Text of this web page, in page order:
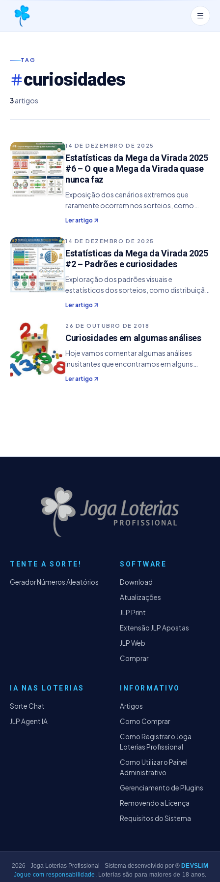
TAG
curiosidades
3artigos
14 DE DEZEMBRO DE 2025
Estatísticas da Mega da Virada 2025
#6 – O que a Mega da Virada quase
nunca faz
Exposição dos cenários extremos que
raramente ocorrem nos sorteios, como
sequências longas, jogos totalmente pares
ou ímpares e somas extremas.
Ler artigo
14 DE DEZEMBRO DE 2025
Estatísticas da Mega da Virada 2025
#2 – Padrões e curiosidades
Exploração dos padrões visuais e
estatísticos dos sorteios, como distribuição
das dezenas, equilíbrio entre pares e ímpares
e faixas do volante.
Ler artigo
26 DE OUTUBRO DE 2018
Curiosidades em algumas análises
Hoje vamos comentar algumas análises
inusitantes que encontramos em alguns
resultados das loterias, utilizando nossas
opções de estatísticas. Essa análise vai ter
Ler artigo
TENTE A SORTE!
Gerador Números Aleatórios
SOFTWARE
Download
Atualizações
JLP Print
Extensão JLP Apostas
JLP Web
Comprar
IA NAS LOTERIAS
Sorte Chat
JLP Agent IA
INFORMATIVO
Artigos
Como Comprar
Como Registrar o Joga
Loterias Profissional
Como Utilizar o Painel
Administrativo
Gerenciamento de Plugins
Removendo a Licença
Requisitos do Sistema
2026 - Joga Loterias Profissional - Sistema desenvolvido por ® DEVSLIM
Jogue com responsabilidade. Loterias são para maiores de 18 anos.